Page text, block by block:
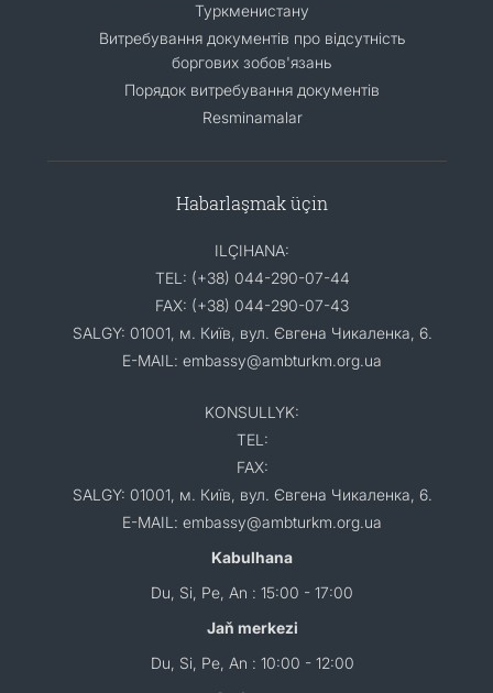
Туркменистану
Витребування документів про відсутність
боргових зобов'язань
Порядок витребування документів
Resminamalar
Habarlaşmak üçin
ILÇIHANA:
TEL: (+38) 044-290-07-44
FAX: (+38) 044-290-07-43
SALGY: 01001, м. Київ, вул. Євгена Чикаленка, 6.
E-MAIL: embassy@ambturkm.org.ua
KONSULLYK:
TEL:
FAX:
SALGY: 01001, м. Київ, вул. Євгена Чикаленка, 6.
E-MAIL: embassy@ambturkm.org.ua
Kabulhana
Du, Si, Pe, An : 15:00 - 17:00
Jaň merkezi
Du, Si, Pe, An : 10:00 - 12:00